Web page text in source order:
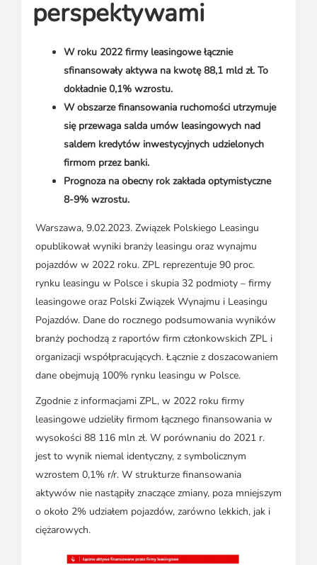
Partnerzy ZPL
Subskrybuj Leaseletter
Materiały do pobrania
Klauzule informacyjne
perspektywami
W roku 2022 firmy leasingowe łącznie
sfinansowały aktywa na kwotę 88,1 mld zł. To
dokładnie 0,1% wzrostu.
W obszarze finansowania ruchomości utrzymuje
się przewaga salda umów leasingowych nad
saldem kredytów inwestycyjnych udzielonych
firmom przez banki.
Prognoza na obecny rok zakłada optymistyczne
8-9% wzrostu.
Warszawa, 9.02.2023. Związek Polskiego Leasingu
opublikował wyniki branży leasingu oraz wynajmu
pojazdów w 2022 roku. ZPL reprezentuje 90 proc.
rynku leasingu w Polsce i skupia 32 podmioty – firmy
leasingowe oraz Polski Związek Wynajmu i Leasingu
Pojazdów. Dane do rocznego podsumowania wyników
branży pochodzą z raportów firm członkowskich ZPL i
organizacji współpracujących. Łącznie z doszacowaniem
dane obejmują 100% rynku leasingu w Polsce.
Zgodnie z informacjami ZPL, w 2022 roku firmy
leasingowe udzieliły firmom łącznego finansowania w
wysokości 88 116 mln zł. W porównaniu do 2021 r.
jest to wynik niemal identyczny, z symbolicznym
wzrostem 0,1% r/r. W strukturze finansowania
aktywów nie nastąpiły znaczące zmiany, poza mniejszym
o około 2% udziałem pojazdów, zarówno lekkich, jak i
ciężarowych.